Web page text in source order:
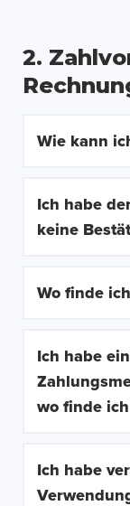
2.
Wie kann
Ich habe
keine
Wo finde
Ich habe
wo finde
Ich habe